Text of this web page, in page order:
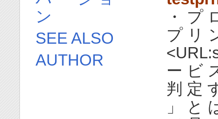
・ プ
プ リ
ー ビ
判 定
」 と
ン
SEE ALSO
AUTHOR